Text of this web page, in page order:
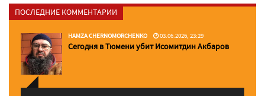
ПОСЛЕДНИЕ КОММЕНТАРИИ
HAMZA CHERNOMORCHENKO 03.06.2026, 23:29
Сегодня в Тюмени убит Исомитдин Акбаров